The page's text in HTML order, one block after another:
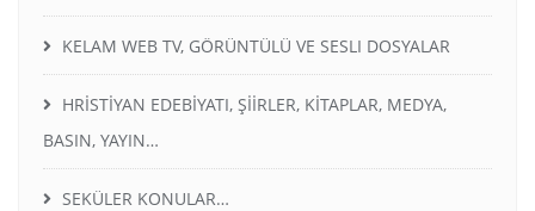
KELAM WEB TV, GÖRÜNTÜLÜ VE SESLI DOSYALAR
HRİSTİYAN EDEBİYATI, ŞİİRLER, KİTAPLAR, MEDYA,
BASIN, YAYIN…
SEKÜLER KONULAR…